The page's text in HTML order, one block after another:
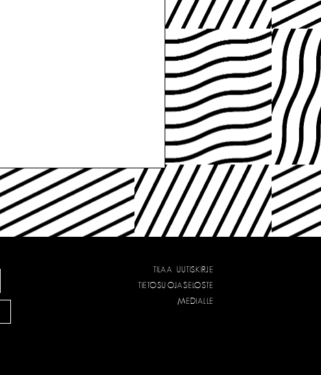
TILAA UUTISKIRJE
TIETOSUOJASELOSTE
MEDIALLE